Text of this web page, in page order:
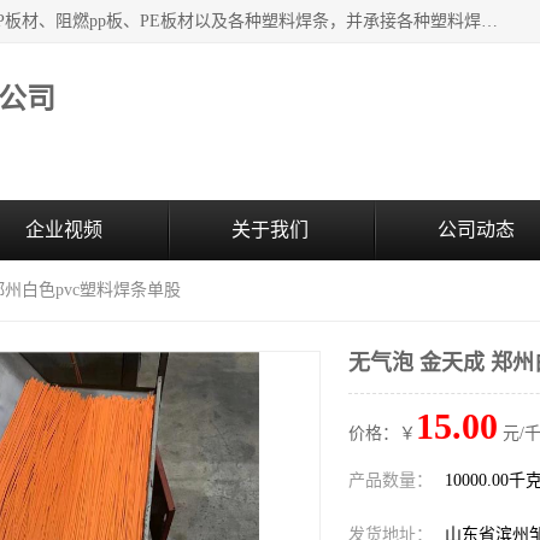
主要产品：PVC硬板、PVC萃取板、PVC 彩板、PVC软板、PP板材、阻燃pp板、PE板材以及各种塑料焊条，并承接各种塑料焊接工程，其产品广泛应用于环保设备、化工、石油、电镀、电子、建筑、食品、医药等多种行业，产品销售己覆盖全国多个省、市(直辖市)及自治区，并己经远销国外。
司
企业视频 关于我们 公司动态
白色pvc塑料焊条单股
无气泡 金天成 郑
价格：￥ 15.00 元/
产品数量： 10000.00千
发货地址： 山东省滨州